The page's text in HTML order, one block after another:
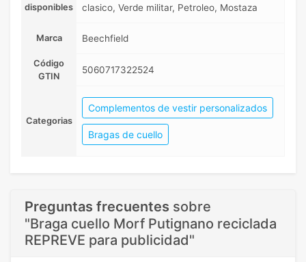
disponibles
clasico, Verde militar, Petroleo, Mostaza
Marca Beechfield
Código
GTIN
5060717322524
Categorias
Complementos de vestir personalizados
Bragas de cuello
Preguntas frecuentes sobre
"Braga cuello Morf Putignano reciclada
REPREVE para publicidad"